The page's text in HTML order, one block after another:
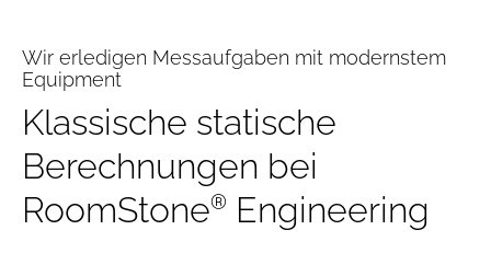
Wir erledigen Messaufgaben mit modernstem
Equipment
Klassische statische
Berechnungen bei
RoomStone® Engineering